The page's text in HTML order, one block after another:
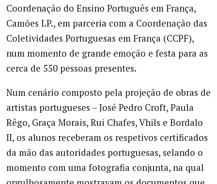
Coordenação do Ensino Português em França,
Camões I.P., em parceria com a Coordenação das
Coletividades Portuguesas em França (CCPF),
num momento de grande emoção e festa para as
cerca de 550 pessoas presentes.
Num cenário composto pela projeção de obras de
artistas portugueses – José Pedro Croft, Paula
Rêgo, Graça Morais, Rui Chafes, Vhils e Bordalo
II, os alunos receberam os respetivos certificados
da mão das autoridades portuguesas, selando o
momento com uma fotografia conjunta, na qual